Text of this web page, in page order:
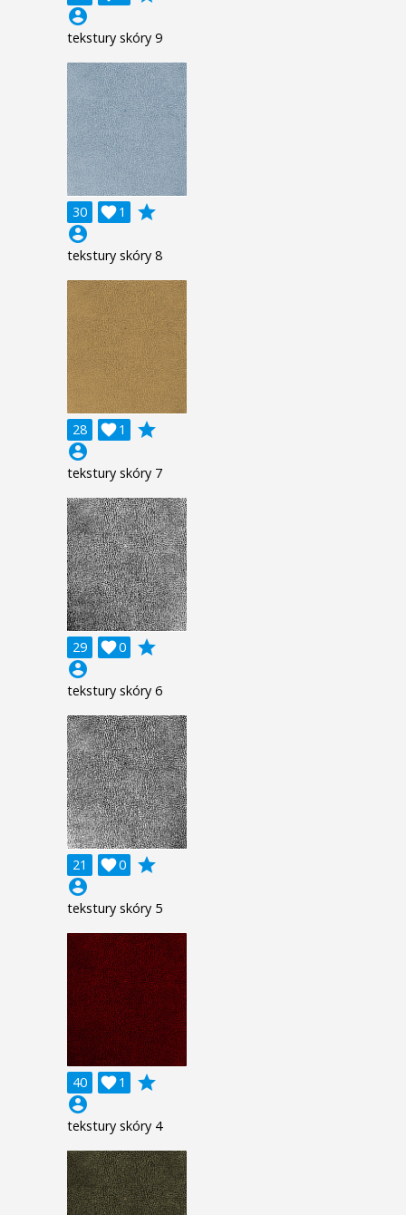
account_circle
tekstury skóry 9
30 1

grade
account_circle
tekstury skóry 8
28 1

grade
account_circle
tekstury skóry 7
29 0

grade
account_circle
tekstury skóry 6
21 0

grade
account_circle
tekstury skóry 5
40 1

grade
account_circle
tekstury skóry 4